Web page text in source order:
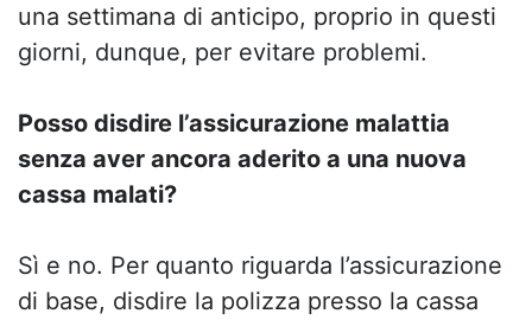
una settimana di anticipo, proprio in questi
giorni, dunque, per evitare problemi.
Posso disdire l’assicurazione malattia
senza aver ancora aderito a una nuova
cassa malati?
Sì e no. Per quanto riguarda l’assicurazione
di base, disdire la polizza presso la cassa